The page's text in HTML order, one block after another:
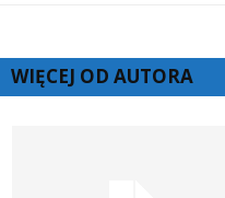
WIĘCEJ OD AUTORA